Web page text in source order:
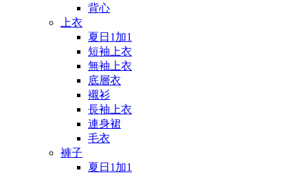
背心
上衣
夏日1加1
短袖上衣
無袖上衣
底層衣
襯衫
長袖上衣
連身裙
毛衣
褲子
夏日1加1